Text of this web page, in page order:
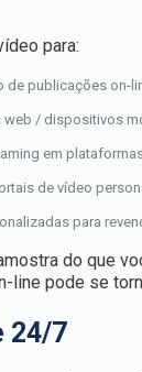
para:
de publicações on-
web / dispositivos
em
de vídeo
para
do que
line pode se
24/7